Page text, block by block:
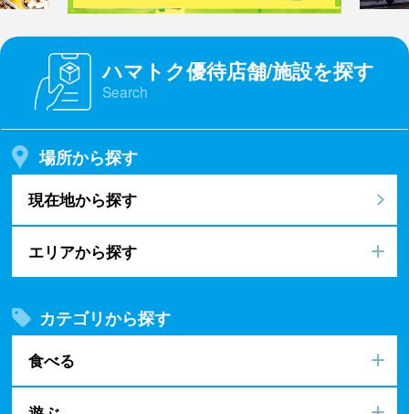
ハマトク優待店舗/施設を探す
Search
場所から探す
現在地から探す
エリアから探す
カテゴリから探す
食べる